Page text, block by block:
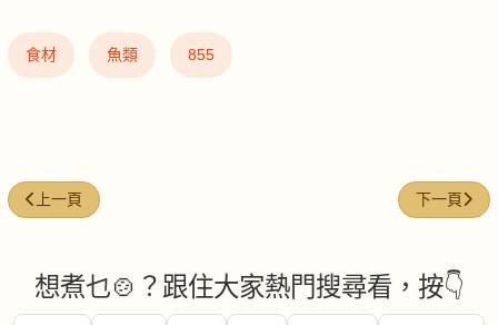
食材 魚類 855
上一篇文章: 酸菜魚湯底 (Sour fish broth base)
上一頁 下一篇文
下一頁
想煮乜🍲？跟住大家熱門搜尋看，按👇